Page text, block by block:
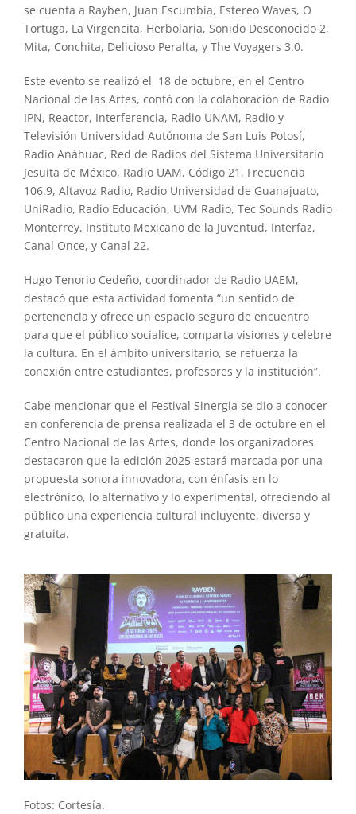
se cuenta a Rayben, Juan Escumbia, Estereo Waves, O
Tortuga, La Virgencita, Herbolaria, Sonido Desconocido 2,
Mita, Conchita, Delicioso Peralta, y The Voyagers 3.0.
Este evento se realizó el 18 de octubre, en el Centro
Nacional de las Artes, contó con la colaboración de Radio
IPN, Reactor, Interferencia, Radio UNAM, Radio y
Televisión Universidad Autónoma de San Luis Potosí,
Radio Anáhuac, Red de Radios del Sistema Universitario
Jesuita de México, Radio UAM, Código 21, Frecuencia
106.9, Altavoz Radio, Radio Universidad de Guanajuato,
UniRadio, Radio Educación, UVM Radio, Tec Sounds Radio
Monterrey, Instituto Mexicano de la Juventud, Interfaz,
Canal Once, y Canal 22.
Hugo Tenorio Cedeño, coordinador de Radio UAEM,
destacó que esta actividad fomenta “un sentido de
pertenencia y ofrece un espacio seguro de encuentro
para que el público socialice, comparta visiones y celebre
la cultura. En el ámbito universitario, se refuerza la
conexión entre estudiantes, profesores y la institución”.
Cabe mencionar que el Festival Sinergia se dio a conocer
en conferencia de prensa realizada el 3 de octubre en el
Centro Nacional de las Artes, donde los organizadores
destacaron que la edición 2025 estará marcada por una
propuesta sonora innovadora, con énfasis en lo
electrónico, lo alternativo y lo experimental, ofreciendo al
público una experiencia cultural incluyente, diversa y
gratuita.
Fotos: Cortesía.